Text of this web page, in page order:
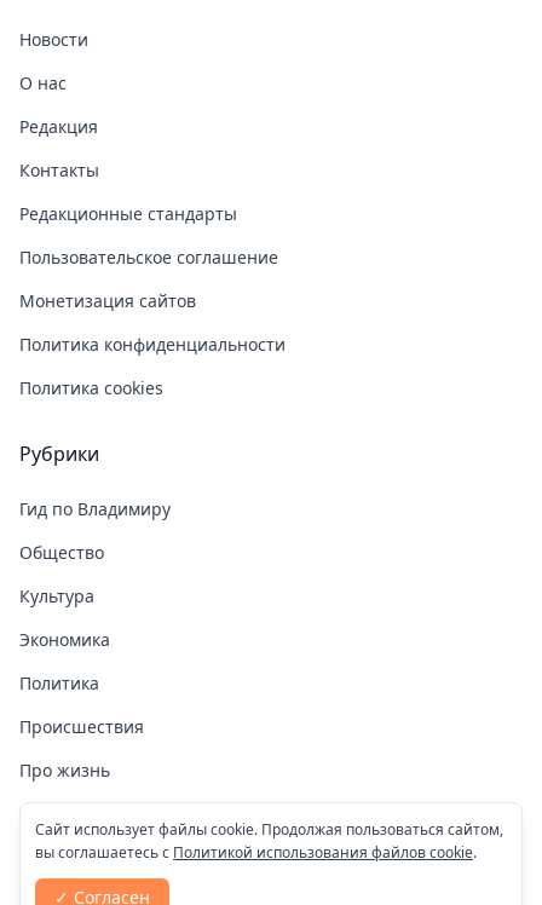
Новости
О нас
Редакция
Контакты
Редакционные стандарты
Пользовательское соглашение
Монетизация сайтов
Политика конфиденциальности
Политика cookies
Рубрики
Гид по Владимиру
Общество
Культура
Экономика
Политика
Происшествия
Про жизнь
Здоровье
COVID-19
Сайт использует файлы cookie. Продолжая пользоваться сайтом,
вы соглашаетесь с Политикой использования файлов cookie.
✓ Согласен